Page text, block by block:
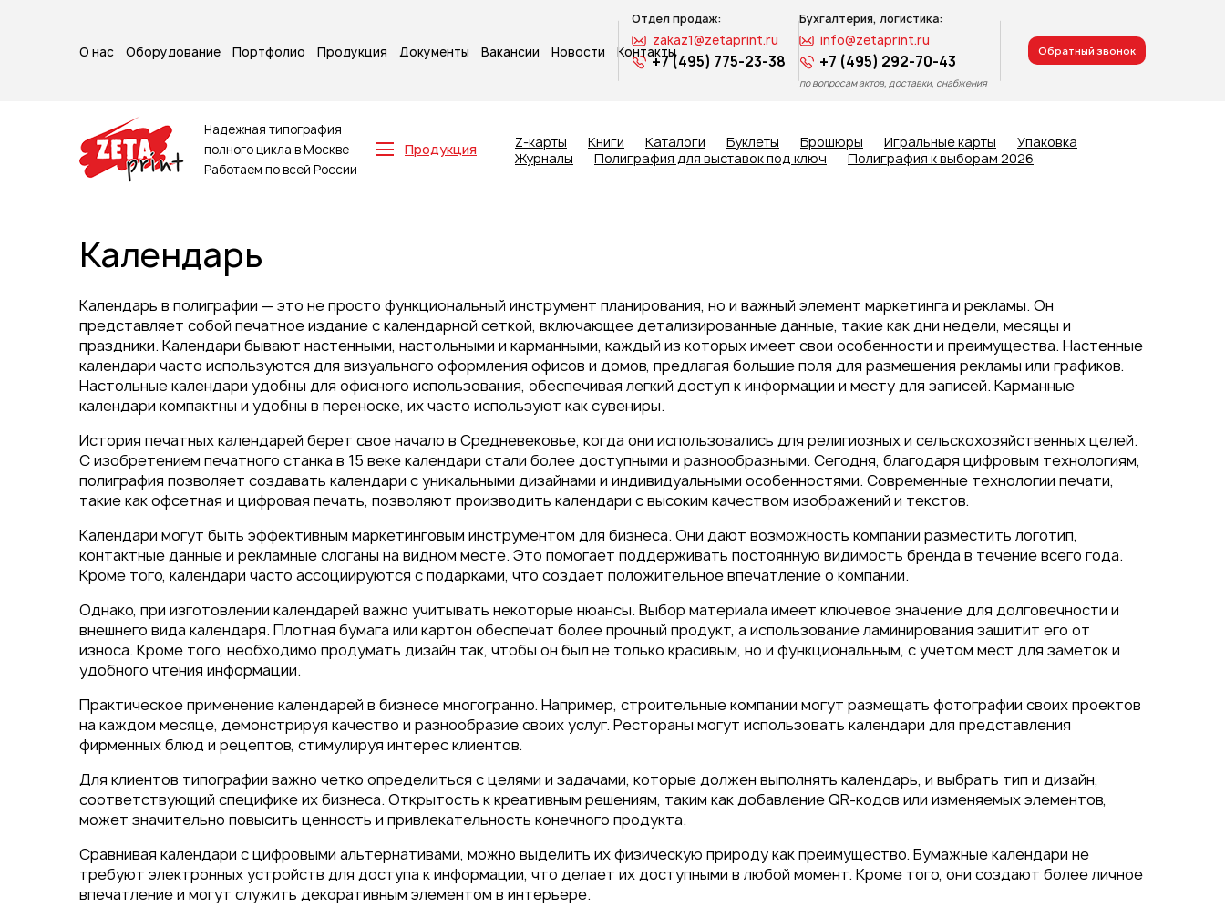
О нас Оборудование Портфолио Продукция Документы Вакансии Новости Контакты
Отдел продаж:
zakaz1@zetaprint.ru
+7 (495) 775-23-38
Бухгалтерия, логистика:
info@zetaprint.ru
+7 (495) 292-70-43
по вопросам актов, доставки, снабжения
Обратный звонок
Надежная типография
полного цикла в Москве
Работаем по всей России
Продукция
Буклеты
Игральные карты
Каталоги
Листовки
Книги
Папки
Календари
Упаковка
Блокноты с логотипом
Пакеты
Конверты
Журналы
Полиграфия для выставок под
ключ
Полиграфия к выборам 2026
Z-карты Книги Каталоги Буклеты Брошюры Игральные карты
Упаковка
Журналы
Полиграфия для выставок под ключ Полиграфия к выборам 2026
Календарь
Календарь в полиграфии — это не просто функциональный инструмент планирования, но и важный элемент маркетинга и рекламы. Он
представляет собой печатное издание с календарной сеткой, включающее детализированные данные, такие как дни недели, месяцы и
праздники. Календари бывают настенными, настольными и карманными, каждый из которых имеет свои особенности и преимущества. Настенные
календари часто используются для визуального оформления офисов и домов, предлагая большие поля для размещения рекламы или графиков.
Настольные календари удобны для офисного использования, обеспечивая легкий доступ к информации и месту для записей. Карманные
календари компактны и удобны в переноске, их часто используют как сувениры.
История печатных календарей берет свое начало в Средневековье, когда они использовались для религиозных и сельскохозяйственных целей.
С изобретением печатного станка в 15 веке календари стали более доступными и разнообразными. Сегодня, благодаря цифровым технологиям,
полиграфия позволяет создавать календари с уникальными дизайнами и индивидуальными особенностями. Современные технологии печати,
такие как офсетная и цифровая печать, позволяют производить календари с высоким качеством изображений и текстов.
Календари могут быть эффективным маркетинговым инструментом для бизнеса. Они дают возможность компании разместить логотип,
контактные данные и рекламные слоганы на видном месте. Это помогает поддерживать постоянную видимость бренда в течение всего года.
Кроме того, календари часто ассоциируются с подарками, что создает положительное впечатление о компании.
Однако, при изготовлении календарей важно учитывать некоторые нюансы. Выбор материала имеет ключевое значение для долговечности и
внешнего вида календаря. Плотная бумага или картон обеспечат более прочный продукт, а использование ламинирования защитит его от
износа. Кроме того, необходимо продумать дизайн так, чтобы он был не только красивым, но и функциональным, с учетом мест для заметок и
удобного чтения информации.
Практическое применение календарей в бизнесе многогранно. Например, строительные компании могут размещать фотографии своих проектов
на каждом месяце, демонстрируя качество и разнообразие своих услуг. Рестораны могут использовать календари для представления
фирменных блюд и рецептов, стимулируя интерес клиентов.
Для клиентов типографии важно четко определиться с целями и задачами, которые должен выполнять календарь, и выбрать тип и дизайн,
соответствующий специфике их бизнеса. Открытость к креативным решениям, таким как добавление QR-кодов или изменяемых элементов,
может значительно повысить ценность и привлекательность конечного продукта.
Сравнивая календари с цифровыми альтернативами, можно выделить их физическую природу как преимущество. Бумажные календари не
требуют электронных устройств для доступа к информации, что делает их доступными в любой момент. Кроме того, они создают более личное
впечатление и могут служить декоративным элементом в интерьере.